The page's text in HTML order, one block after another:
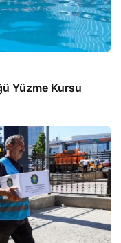
Yüzme Kursu